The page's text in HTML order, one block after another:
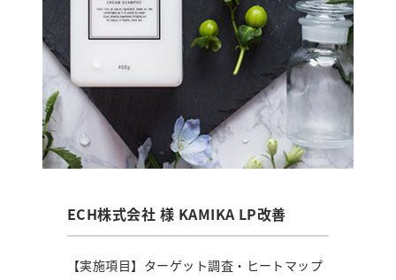
ECH株式会社 様 KAMIKA LP改善
【実施項目】ターゲット調査・ヒートマップ